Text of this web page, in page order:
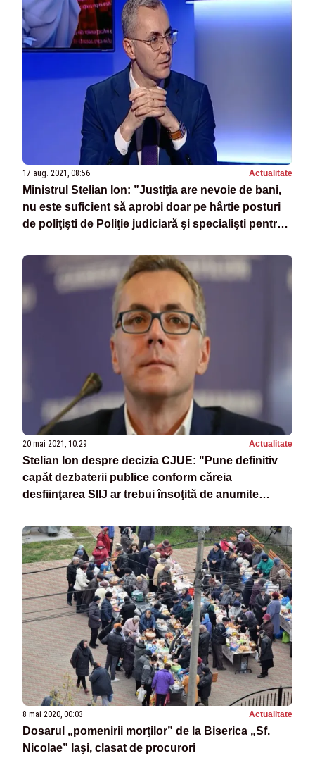
17 aug. 2021, 08:56 Actualitate
Ministrul Stelian Ion: ”Justiţia are nevoie de bani,
nu este suficient să aprobi doar pe hârtie posturi
de poliţişti de Poliţie judiciară şi specialişti pentru
20 mai 2021, 10:29 Actualitate
Stelian Ion despre decizia CJUE: "Pune definitiv
capăt dezbaterii publice conform căreia
desfiinţarea SIIJ ar trebui însoţită de anumite
8 mai 2020, 00:03 Actualitate
Dosarul „pomenirii morţilor” de la Biserica „Sf.
Nicolae” Iaşi, clasat de procurori